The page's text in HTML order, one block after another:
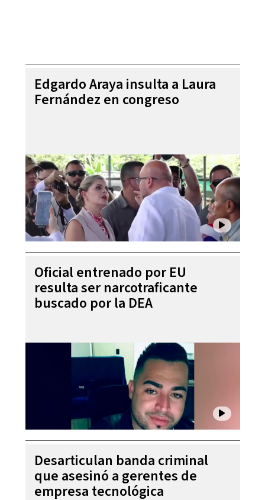
Edgardo Araya insulta a Laura
Fernández en congreso
Oficial entrenado por EU
resulta ser narcotraficante
buscado por la DEA
Desarticulan banda criminal
que asesinó a gerentes de
empresa tecnológica